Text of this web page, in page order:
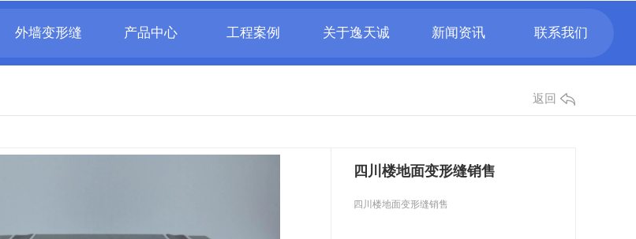
外墙变形缝 产品中心 工程案例 关于逸天诚 新闻资讯 联系我们
返回
四川楼地面变形缝销售
四川楼地面变形缝销售